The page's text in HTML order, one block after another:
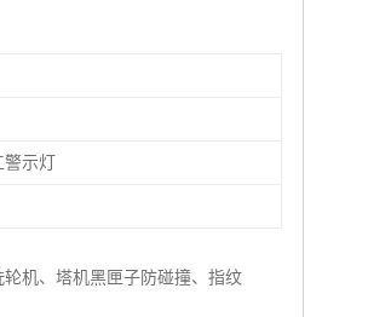
示灯
机、塔机黑匣子防碰撞、指纹